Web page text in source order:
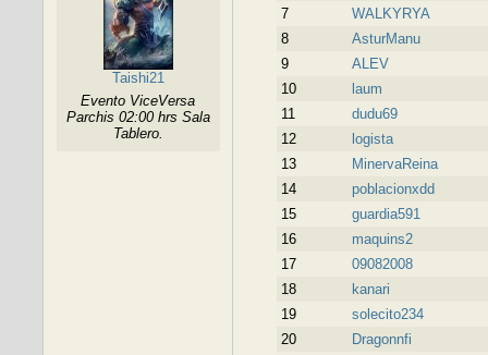
Taishi21
Evento ViceVersa
Parchis 02:00 hrs Sala
Tablero.
7
WALKYRYA
8
AsturManu
9
ALEV
10
laum
11
dudu69
12
logista
13
MinervaReina
14
poblacionxdd
15
guardia591
16
maquins2
17
09082008
18
kanari
19
solecito234
20
Dragonnfi